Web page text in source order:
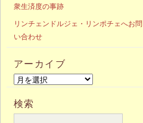
衆生済度の事跡
リンチェンドルジェ・リンポチェへお問
い合わせ
アーカイブ
検索